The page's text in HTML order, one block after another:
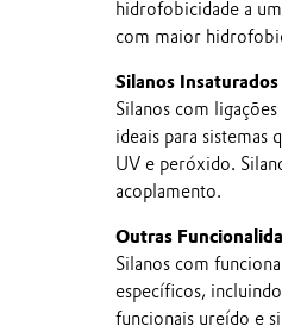
hidrofobicidade a
com maior
Silanos Insaturados
Silanos com
ideais para sistemas
UV e peróxido.
acoplamento.
Outras
Silanos com
específicos,
funcionais ureído e